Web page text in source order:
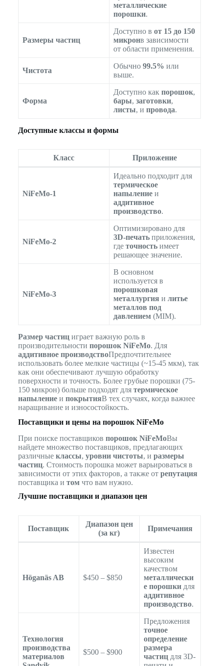
металлические
порошки.
Размеры частиц
Доступно в от 15 до 150
микронв зависимости
от области применения.
Чистота
Обычно 99.5% или
выше.
Форма
Доступно как порошок,
бары, заготовки,
листы, и провода.
Доступные классы и формы
Класс Приложение
NiFeMo-1
Идеально подходит для
термическое
напылениеи
аддитивное
производство.
NiFeMo-2
Оптимизировано для
3D-печатьприложения,
где точностьимеет
решающее значение.
NiFeMo-3
В основном
используется в
порошковая
металлургия и литье
металлов под
давлением(MIM).
Размер частициграет важную роль в
производительности порошок NiFeMo. Для
аддитивное производствоПредпочтительнее
использовать более мелкие частицы (~15-45 мкм), так
как они обеспечивают лучшую обработку
поверхности и точность. Более грубые порошки (75-
150 микрон) больше подходят для термическое
напылениеи покрытияВ тех случаях, когда важнее
наращивание и износостойкость.
Поставщики и цены на порошок NiFeMo
При поиске поставщиков порошок NiFeMoВы
найдете множество поставщиков, предлагающих
различные классы, уровни чистоты, и размеры
частиц. Стоимость порошка может варьироваться в
зависимости от этих факторов, а также от репутация
поставщика и томчто вам нужно.
Лучшие поставщики и диапазон цен
Поставщик
Диапазон цен
(за кг)
Примечания
Höganäs AB $450 – $850
Известен
высоким
качеством
металлически
е порошкидля
аддитивное
производство.
Технология
производства
материалов
$500 – $900
Предложения
точное
определение
размера
частицдля 3D-